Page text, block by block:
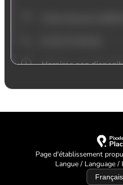
Page d'établissement
Langue / Language /